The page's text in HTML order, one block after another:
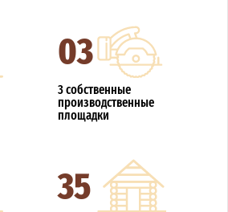
03
3 собственные
производственные
площадки
35